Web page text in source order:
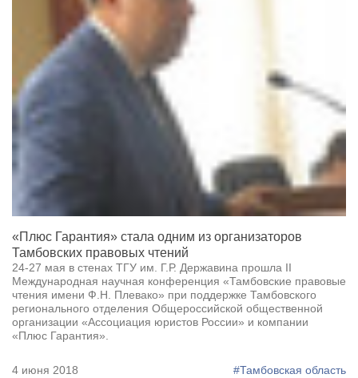
«Плюс Гарантия» стала одним из организаторов
Тамбовских правовых чтений
24-27 мая в стенах ТГУ им. Г.Р. Державина прошла II
Международная научная конференция «Тамбовские правовые
чтения имени Ф.Н. Плевако» при поддержке Тамбовского
регионального отделения Общероссийской общественной
организации «Ассоциация юристов России» и компании
«Плюс Гарантия».
4 июня 2018 #Тамбовская область